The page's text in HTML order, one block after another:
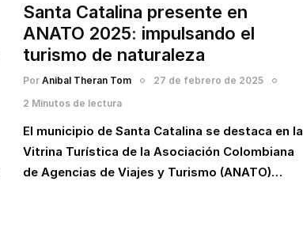
Santa Catalina presente en
ANATO 2025: impulsando el
turismo de naturaleza
Por Anibal Theran Tom
27 de febrero de 2025
2 Minutos de lectura
El municipio de Santa Catalina se destaca en la
Vitrina Turística de la Asociación Colombiana
de Agencias de Viajes y Turismo (ANATO)…